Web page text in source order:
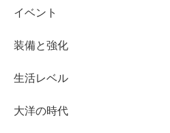
イベント
装備と強化
生活レベル
大洋の時代